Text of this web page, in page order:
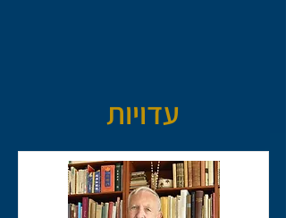
עדויות